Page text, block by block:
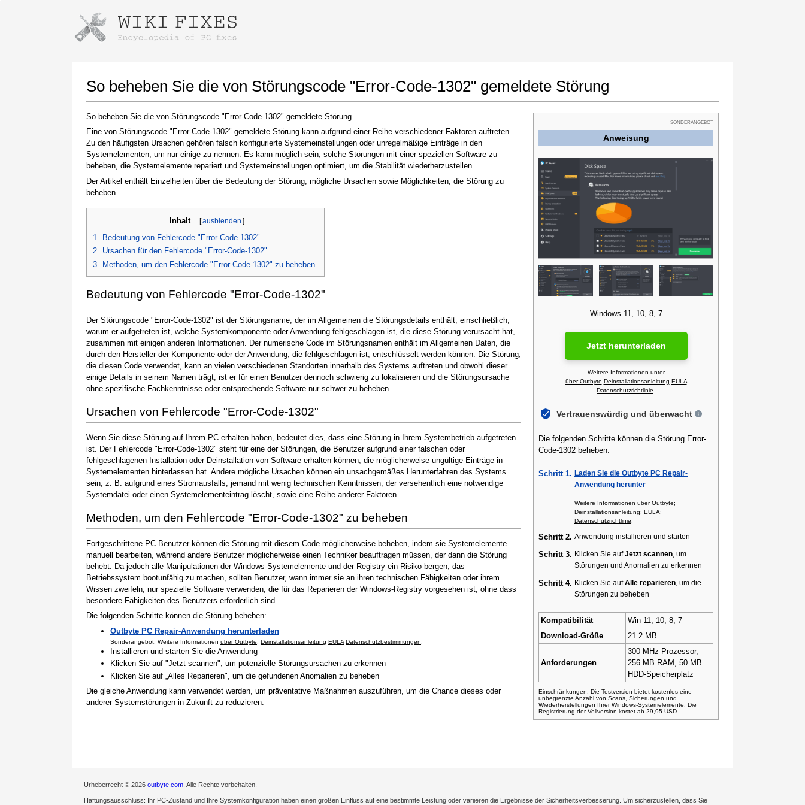
So beheben Sie die von Störungscode "Error-Code-1302" gemeldete Störung
So beheben Sie die von Störungscode "Error-Code-1302" gemeldete Störung
Eine von Störungscode "Error-Code-1302" gemeldete Störung kann aufgrund einer Reihe verschiedener Faktoren auftreten.
Zu den häufigsten Ursachen gehören falsch konfigurierte Systemeinstellungen oder unregelmäßige Einträge in den
Systemelementen, um nur einige zu nennen. Es kann möglich sein, solche Störungen mit einer speziellen Software zu
beheben, die Systemelemente repariert und Systemeinstellungen optimiert, um die Stabilität wiederherzustellen.
Der Artikel enthält Einzelheiten über die Bedeutung der Störung, mögliche Ursachen sowie Möglichkeiten, die Störung zu
beheben.
Inhalt [ausblenden ]
1
Bedeutung von Fehlercode "Error-Code-1302"
2
Ursachen für den Fehlercode "Error-Code-1302"
3
Methoden, um den Fehlercode "Error-Code-1302" zu beheben
Bedeutung von Fehlercode "Error-Code-1302"
Der Störungscode "Error-Code-1302" ist der Störungsname, der im Allgemeinen die Störungsdetails enthält, einschließlich,
warum er aufgetreten ist, welche Systemkomponente oder Anwendung fehlgeschlagen ist, die diese Störung verursacht hat,
zusammen mit einigen anderen Informationen. Der numerische Code im Störungsnamen enthält im Allgemeinen Daten, die
durch den Hersteller der Komponente oder der Anwendung, die fehlgeschlagen ist, entschlüsselt werden können. Die Störung,
die diesen Code verwendet, kann an vielen verschiedenen Standorten innerhalb des Systems auftreten und obwohl dieser
einige Details in seinem Namen trägt, ist er für einen Benutzer dennoch schwierig zu lokalisieren und die Störungsursache
ohne spezifische Fachkenntnisse oder entsprechende Software nur schwer zu beheben.
Ursachen von Fehlercode "Error-Code-1302"
Wenn Sie diese Störung auf Ihrem PC erhalten haben, bedeutet dies, dass eine Störung in Ihrem Systembetrieb aufgetreten
ist. Der Fehlercode "Error-Code-1302" steht für eine der Störungen, die Benutzer aufgrund einer falschen oder
fehlgeschlagenen Installation oder Deinstallation von Software erhalten können, die möglicherweise ungültige Einträge in
Systemelementen hinterlassen hat. Andere mögliche Ursachen können ein unsachgemäßes Herunterfahren des Systems
sein, z. B. aufgrund eines Stromausfalls, jemand mit wenig technischen Kenntnissen, der versehentlich eine notwendige
Systemdatei oder einen Systemelementeintrag löscht, sowie eine Reihe anderer Faktoren.
Methoden, um den Fehlercode "Error-Code-1302" zu beheben
Fortgeschrittene PC-Benutzer können die Störung mit diesem Code möglicherweise beheben, indem sie Systemelemente
manuell bearbeiten, während andere Benutzer möglicherweise einen Techniker beauftragen müssen, der dann die Störung
behebt. Da jedoch alle Manipulationen der Windows-Systemelemente und der Registry ein Risiko bergen, das
Betriebssystem bootunfähig zu machen, sollten Benutzer, wann immer sie an ihren technischen Fähigkeiten oder ihrem
Wissen zweifeln, nur spezielle Software verwenden, die für das Reparieren der Windows-Registry vorgesehen ist, ohne dass
besondere Fähigkeiten des Benutzers erforderlich sind.
Die folgenden Schritte können die Störung beheben:
Outbyte PC Repair-Anwendung herunterladen
Sonderangebot. Weitere Informationen über Outbyte; Deinstallationsanleitung EULA Datenschutzbestimmungen
Installieren und starten Sie die Anwendung
Klicken Sie auf "Jetzt scannen", um potenzielle Störungsursachen zu erkennen
Klicken Sie auf „Alles Reparieren", um die gefundenen Anomalien zu beheben
Die gleiche Anwendung kann verwendet werden, um präventative Maßnahmen auszuführen, um die Chance dieses oder
anderer Systemstörungen in Zukunft zu reduzieren.
SONDERANGEBOT
Anweisung
Windows 11, 10, 8, 7
Jetzt herunterladen
Weitere Informationen unter
über Outbyte Deinstallationsanleitung EULA
Datenschutzrichtlinie
Vertrauenswürdig und überwacht
Die folgenden Schritte können die Störung Error-
Code-1302 beheben:
Schritt 1. Laden Sie die Outbyte PC Repair-
Anwendung herunter
Weitere Informationen über Outbyte;
Deinstallationsanleitung; EULA;
Datenschutzrichtlinie
Schritt 2. Anwendung installieren und starten
Schritt 3. Klicken Sie aufJetzt scannen , um
Störungen und Anomalien zu erkennen
Schritt 4. Klicken Sie aufAlle reparieren , um die
Störungen zu beheben
Kompatibilität
Win 11, 10, 8, 7
Download-Größe
21.2 MB
Anforderungen
300 MHz Prozessor,
256 MB RAM, 50 MB
HDD-Speicherplatz
Einschränkungen: Die Testversion bietet kostenlos eine
unbegrenzte Anzahl von Scans, Sicherungen und
Wiederherstellungen Ihrer Windows-Systemelemente. Die
Registrierung der Vollversion kostet ab 29,95 USD.
Urheberrecht © 2026 outbyte.com . Alle Rechte vorbehalten.
Haftungsausschluss: Ihr PC-Zustand und Ihre Systemkonfiguration haben einen großen Einfluss auf eine bestimmte Leistung oder variieren die Ergebnisse der Sicherheitsverbesserung. Um sicherzustellen, dass Sie
Anweisungen zum Herunterladen mit Google Chrome
Klicken Sie nach Abschluss des Downloads auf
den Link zur heruntergeladenen Datei